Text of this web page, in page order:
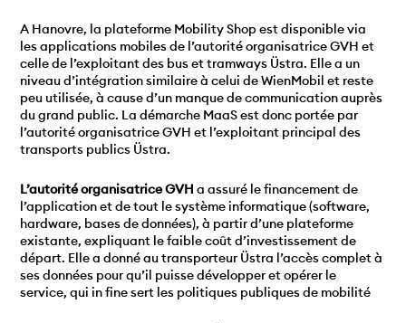
A Hanovre, la plateforme Mobility Shop est disponible via
les applications mobiles de l’autorité organisatrice GVH et
celle de l’exploitant des bus et tramways Üstra. Elle a un
niveau d’intégration similaire à celui de WienMobil et reste
peu utilisée, à cause d’un manque de communication auprès
du grand public. La démarche MaaS est donc portée par
l’autorité organisatrice GVH et l’exploitant principal des
transports publics Üstra.
L’autorité organisatrice GVH a assuré le financement de
l’application et de tout le système informatique (software,
hardware, bases de données), à partir d’une plateforme
existante, expliquant le faible coût d’investissement de
départ. Elle a donné au transporteur Üstra l’accès complet à
ses données pour qu’il puisse développer et opérer le
service, qui in fine sert les politiques publiques de mobilité